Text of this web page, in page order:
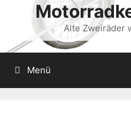
Alte Zweiräder
Menü